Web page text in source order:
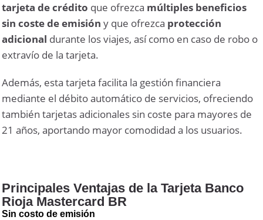
tarjeta de crédito que ofrezca múltiples beneficios
sin coste de emisión y que ofrezca protección
adicional durante los viajes, así como en caso de robo o
extravío de la tarjeta.
Además, esta tarjeta facilita la gestión financiera
mediante el débito automático de servicios, ofreciendo
también tarjetas adicionales sin coste para mayores de
21 años, aportando mayor comodidad a los usuarios.
Principales Ventajas de la Tarjeta Banco
Rioja Mastercard BR
Sin costo de emisión